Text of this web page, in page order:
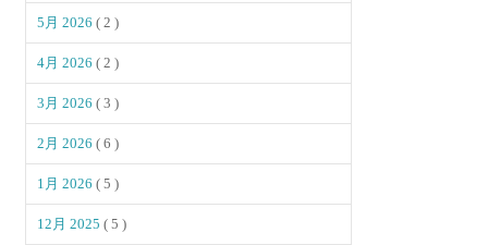
5月 2026( 2 )
4月 2026( 2 )
3月 2026( 3 )
2月 2026( 6 )
1月 2026( 5 )
12月 2025( 5 )